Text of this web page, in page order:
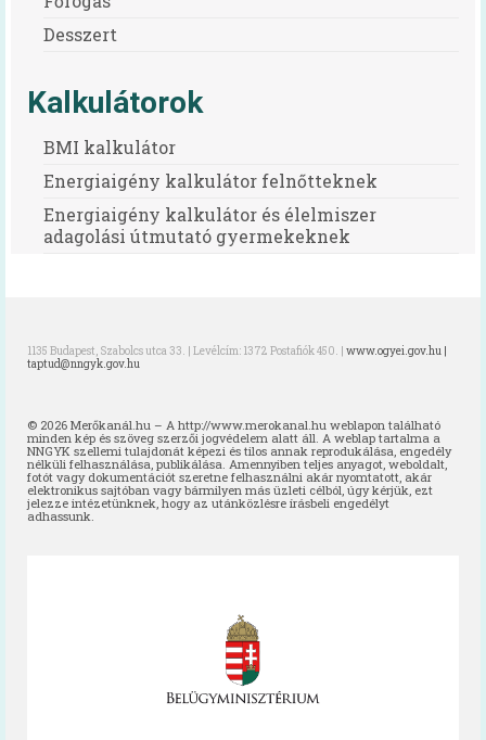
Mindent a menzáról videók
Vízfogyasztás népszerűsítő program
Cikkek
Rólunk
Munkatársak
Desszert
Kalkulátorok
BMI kalkulátor
Energiaigény kalkulátor felnőtteknek
Energiaigény kalkulátor és élelmiszer
adagolási útmutató gyermekeknek
1135 Budapest, Szabolcs utca 33. | Levélcím: 1372 Postafiók 450. | www.ogyei.gov.hu |
taptud@nngyk.gov.hu
© 2026 Merőkanál.hu – A http://www.merokanal.hu weblapon található
minden kép és szöveg szerzői jogvédelem alatt áll. A weblap tartalma a
NNGYK szellemi tulajdonát képezi és tilos annak reprodukálása, engedély
nélküli felhasználása, publikálása. Amennyiben teljes anyagot, weboldalt,
fotót vagy dokumentációt szeretne felhasználni akár nyomtatott, akár
elektronikus sajtóban vagy bármilyen más üzleti célból, úgy kérjük, ezt
jelezze intézetünknek, hogy az utánközlésre írásbeli engedélyt
adhassunk.